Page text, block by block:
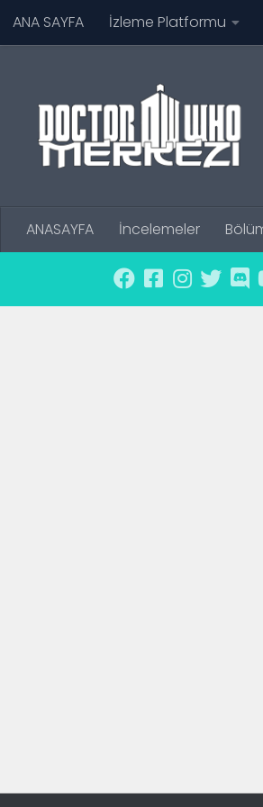
Skip to content
ANA SAYFA İzleme Platformu
ANASAYFA İncelemeler